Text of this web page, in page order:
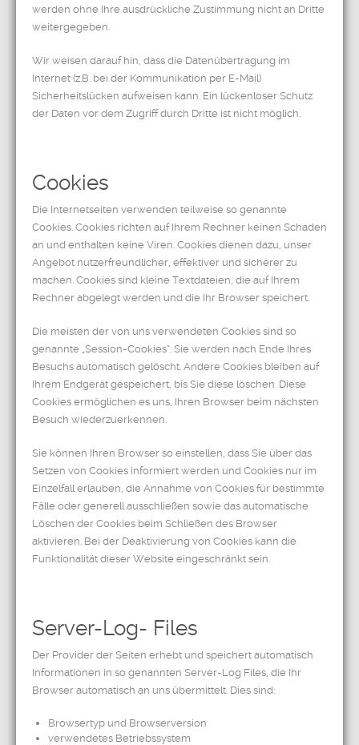
werden ohne Ihre ausdrückliche Zustimmung nicht an Dritte
weitergegeben.
Wir weisen darauf hin, dass die Datenübertragung im
Internet (z.B. bei der Kommunikation per E-Mail)
Sicherheitslücken aufweisen kann. Ein lückenloser Schutz
der Daten vor dem Zugriff durch Dritte ist nicht möglich.
Cookies
Die Internetseiten verwenden teilweise so genannte
Cookies. Cookies richten auf Ihrem Rechner keinen Schaden
an und enthalten keine Viren. Cookies dienen dazu, unser
Angebot nutzerfreundlicher, effektiver und sicherer zu
machen. Cookies sind kleine Textdateien, die auf Ihrem
Rechner abgelegt werden und die Ihr Browser speichert.
Die meisten der von uns verwendeten Cookies sind so
genannte „Session-Cookies“. Sie werden nach Ende Ihres
Besuchs automatisch gelöscht. Andere Cookies bleiben auf
Ihrem Endgerät gespeichert, bis Sie diese löschen. Diese
Cookies ermöglichen es uns, Ihren Browser beim nächsten
Besuch wiederzuerkennen.
Sie können Ihren Browser so einstellen, dass Sie über das
Setzen von Cookies informiert werden und Cookies nur im
Einzelfall erlauben, die Annahme von Cookies für bestimmte
Fälle oder generell ausschließen sowie das automatische
Löschen der Cookies beim Schließen des Browser
aktivieren. Bei der Deaktivierung von Cookies kann die
Funktionalität dieser Website eingeschränkt sein.
Server-Log- Files
Der Provider der Seiten erhebt und speichert automatisch
Informationen in so genannten Server-Log Files, die Ihr
Browser automatisch an uns übermittelt. Dies sind:
Browsertyp und Browserversion
verwendetes Betriebssystem